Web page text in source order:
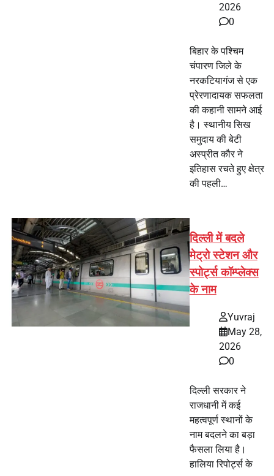
2026
0
बिहार के पश्चिम
चंपारण जिले के
नरकटियागंज से एक
प्रेरणादायक सफलता
की कहानी सामने आई
है। स्थानीय सिख
समुदाय की बेटी
अस्प्रीत कौर ने
इतिहास रचते हुए क्षेत्र
की पहली…
दिल्ली में बदले
मेट्रो स्टेशन और
स्पोर्ट्स कॉम्प्लेक्स
के नाम
Yuvraj
May 28,
2026
0
दिल्ली सरकार ने
राजधानी में कई
महत्वपूर्ण स्थानों के
नाम बदलने का बड़ा
फैसला लिया है।
हालिया रिपोर्ट्स के